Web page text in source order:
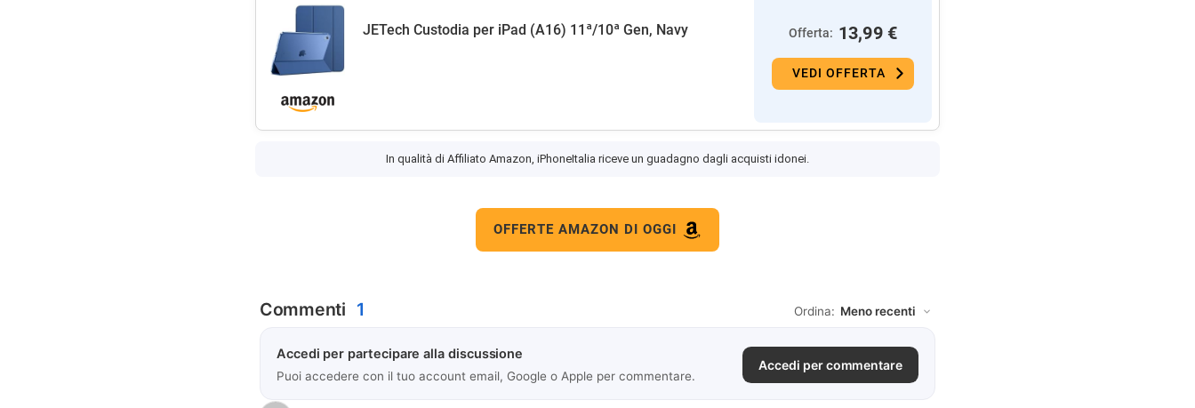
JETech Custodia per iPad (A16) 11ª/10ª Gen, Navy Offerta: 13,99 €
VEDI OFFERTA
In qualità di Affiliato Amazon, iPhoneItalia riceve un guadagno dagli acquisti idonei.
OFFERTE AMAZON DI OGGI
Commenti 1 Ordina:
Accedi per partecipare alla discussione
Puoi accedere con il tuo account email, Google o Apple per commentare.
Accedi per commentare